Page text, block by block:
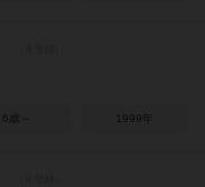
6歳～ 1999年